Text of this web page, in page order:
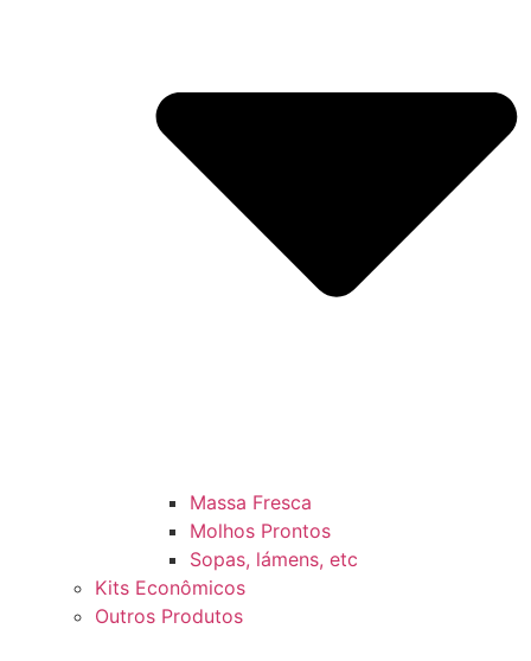
Massa Fresca
Molhos Prontos
Sopas, lámens, etc
Kits Econômicos
Outros Produtos